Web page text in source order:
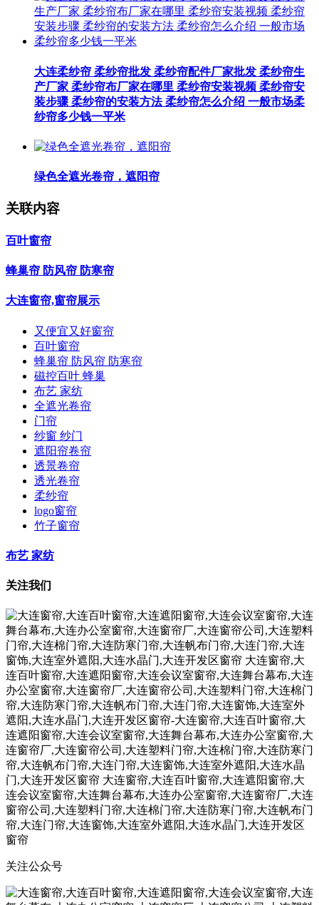
大连柔纱帘 柔纱帘批发 柔纱帘配件厂家批发 柔纱帘生
产厂家 柔纱帘布厂家在哪里 柔纱帘安装视频 柔纱帘安
装步骤 柔纱帘的安装方法 柔纱帘怎么介绍 一般市场柔
纱帘多少钱一平米
绿色全遮光卷帘，遮阳帘
关联内容
百叶窗帘
蜂巢帘 防风帘 防寒帘
大连窗帘,窗帘展示
又便宜又好窗帘
百叶窗帘
蜂巢帘 防风帘 防寒帘
磁控百叶 蜂巢
布艺 家纺
全遮光卷帘
门帘
纱窗 纱门
遮阳帘卷帘
透景卷帘
透光卷帘
柔纱帘
logo窗帘
竹子窗帘
布艺 家纺
关注我们
关注公众号